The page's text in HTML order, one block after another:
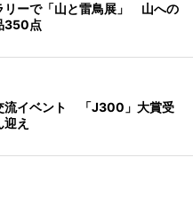
リーで「山と雷鳥展」 山への
350点
流イベント 「J300」大賞受
え